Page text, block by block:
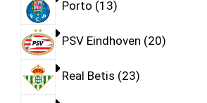
Porto 13
PSV Eindhoven 20
Real Betis 23